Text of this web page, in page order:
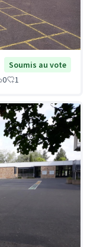
Soumis au vote
0 1